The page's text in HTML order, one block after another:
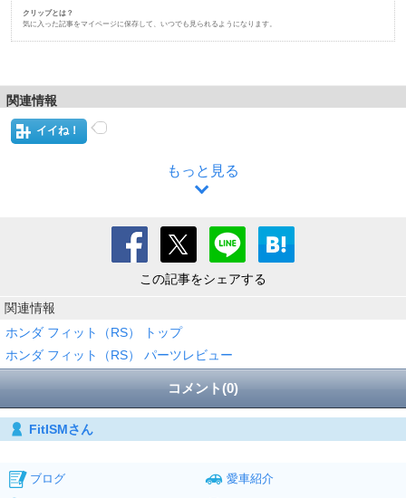
クリップとは？
気に入った記事をマイページに保存して、いつでも見られるようになります。
関連情報
イイね！
もっと見る
この記事をシェアする
関連情報
ホンダ フィット（RS） トップ
ホンダ フィット（RS） パーツレビュー
コメント(0)
FitISMさん
ブログ
愛車紹介